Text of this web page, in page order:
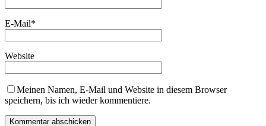
E-Mail*
Website
Meinen Namen, E-Mail und Website in diesem Browser
speichern, bis ich wieder kommentiere.